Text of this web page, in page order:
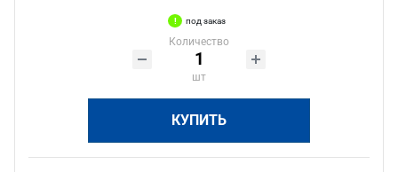
под заказ
Количество
шт
КУПИТЬ